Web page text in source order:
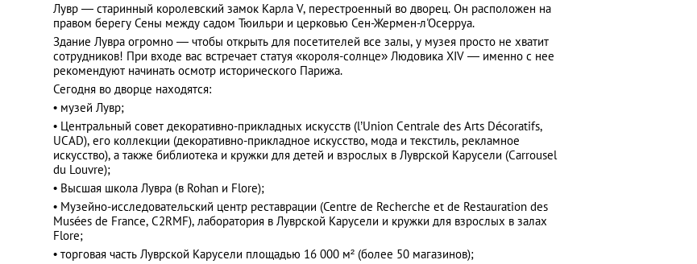
Лувр — старинный королевский замок Карла V, перестроенный во дворец. Он расположен на
правом берегу Сены между садом Тюильри и церковью Сен-Жермен-л'Осерруа.
Здание Лувра огромно ― чтобы открыть для посетителей все залы, у музея просто не хватит
сотрудников! При входе вас встречает статуя «короля-солнце» Людовика XIV ― именно с нее
рекомендуют начинать осмотр исторического Парижа.
Сегодня во дворце находятся:
• музей Лувр;
• Центральный совет декоративно-прикладных искусств (l’Union Сentrale des Аrts Décoratifs,
UCAD), его коллекции (декоративно-прикладное искусство, мода и текстиль, рекламное
искусство), а также библиотека и кружки для детей и взрослых в Луврской Карусели (Carrousel
du Louvre);
• Высшая школа Лувра (в Rohan и Flore);
• Музейно-исследовательский центр реставрации (Centre de Recherche et de Restauration des
Musées de France, C2RMF), лаборатория в Луврской Карусели и кружки для взрослых в залах
Flore;
• торговая часть Луврской Карусели площадью 16 000 м² (более 50 магазинов);